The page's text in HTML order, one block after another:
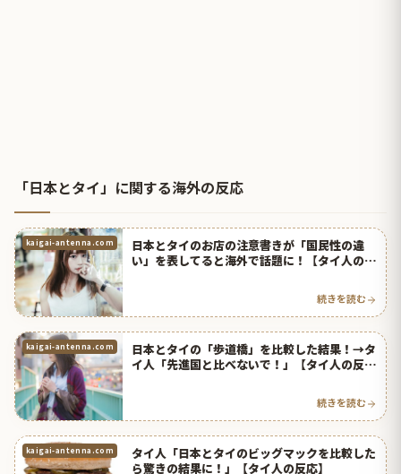
「日本とタイ」に関する海外の反応
kaigai-antenna.com
日本とタイのお店の注意書きが「国民性の違
い」を表してると海外で話題に！【タイ人の反
続きを読む
kaigai-antenna.com
日本とタイの「歩道橋」を比較した結果！→タ
イ人「先進国と比べないで！」【タイ人の反
続きを読む
kaigai-antenna.com
タイ人「日本とタイのビッグマックを比較した
ら驚きの結果に！」【タイ人の反応】